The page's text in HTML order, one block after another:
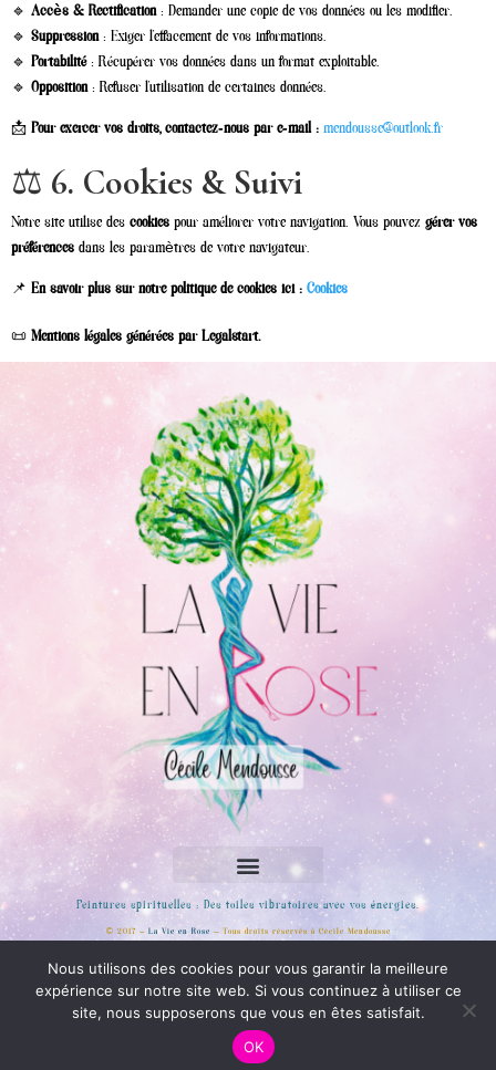
🔹 Accès & Rectification: Demander une copie de vos données ou les modifier.
🔹 Suppression: Exiger l’effacement de vos informations.
🔹 Portabilité: Récupérer vos données dans un format exploitable.
🔹 Opposition: Refuser l’utilisation de certaines données.
📩 Pour exercer vos droits, contactez-nous par e-mail : mendousse@outlook.fr
⚖ 6. Cookies & Suivi
Notre site utilise des cookies pour améliorer votre navigation. Vous pouvez gérer vos
préférences dans les paramètres de votre navigateur.
📌 En savoir plus sur notre politique de cookies ici : Cookies
📜 Mentions légales générées par Legalstart.
Peintures spirituelles : Des toiles vibratoires avec vos énergies.
© 2017 – La Vie en Rose – Tous droits réservés à Cécile Mendousse
Rejoignez moi sur les réseaux sociaux
Nous utilisons des cookies pour vous garantir la meilleure
expérience sur notre site web. Si vous continuez à utiliser ce
site, nous supposerons que vous en êtes satisfait.
OK